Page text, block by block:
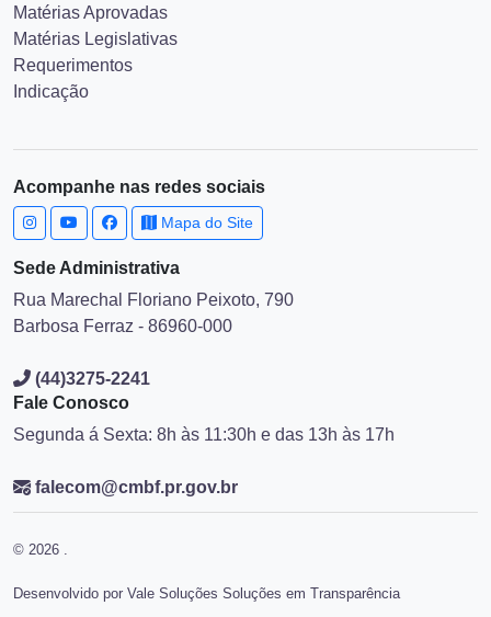
Matérias Aprovadas
Matérias Legislativas
Requerimentos
Indicação
Acompanhe nas redes sociais
Mapa do Site
Sede Administrativa
Rua Marechal Floriano Peixoto, 790
Barbosa Ferraz - 86960-000
(44)3275-2241
Fale Conosco
Segunda á Sexta: 8h às 11:30h e das 13h às 17h
falecom@cmbf.pr.gov.br
© 2026 .
Desenvolvido por Vale Soluções Soluções em Transparência